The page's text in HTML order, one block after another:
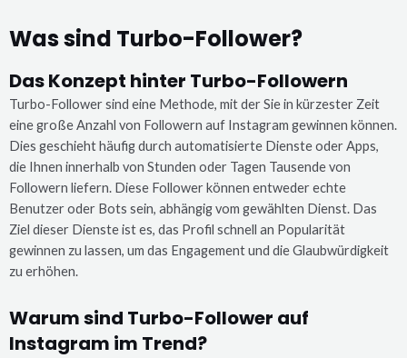
Was sind Turbo-Follower?
Das Konzept hinter Turbo-Followern
Turbo-Follower sind eine Methode, mit der Sie in kürzester Zeit
eine große Anzahl von Followern auf Instagram gewinnen können.
Dies geschieht häufig durch automatisierte Dienste oder Apps,
die Ihnen innerhalb von Stunden oder Tagen Tausende von
Followern liefern. Diese Follower können entweder echte
Benutzer oder Bots sein, abhängig vom gewählten Dienst. Das
Ziel dieser Dienste ist es, das Profil schnell an Popularität
gewinnen zu lassen, um das Engagement und die Glaubwürdigkeit
zu erhöhen.
Warum sind Turbo-Follower auf
Instagram im Trend?